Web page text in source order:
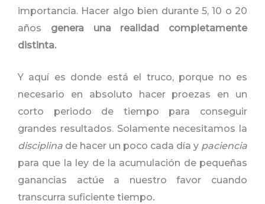
importancia. Hacer algo bien durante 5, 10 o 20
años genera una realidad completamente
distinta.
Y aquí es donde está el truco, porque no es
necesario en absoluto hacer proezas en un
corto periodo de tiempo para conseguir
grandes resultados. Solamente necesitamos la
disciplina de hacer un poco cada día y paciencia
para que la ley de la acumulación de pequeñas
ganancias actúe a nuestro favor cuando
transcurra suficiente tiempo.